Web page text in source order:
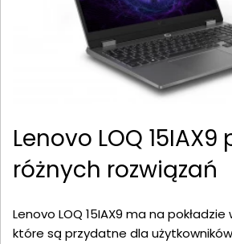
Lenovo LOQ 15IAX9
różnych rozwiązań
Lenovo LOQ 15IAX9 ma na
które są przydatne dla